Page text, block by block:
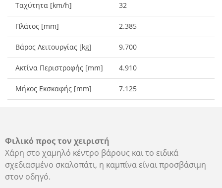
Ταχύτητα [km/h]
Πλάτος [mm]
Βάρος Λειτουργίας [kg]
Ακτίνα Περιστροφής [mm]
Μήκος Εκσκαφής [mm]
32
2.385
9.700
4.910
7.125
Φιλικό προς τον χειριστή
Χάρη στο χαμηλό κέντρο βάρους και το ειδικά
σχεδιασμένο σκαλοπάτι, η καμπίνα είναι προσβάσιμη
στον οδηγό.